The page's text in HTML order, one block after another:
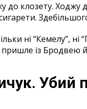
до клозету. Ходжу
ні “Кемелу”, ні
пришле із Бродвею
Убий